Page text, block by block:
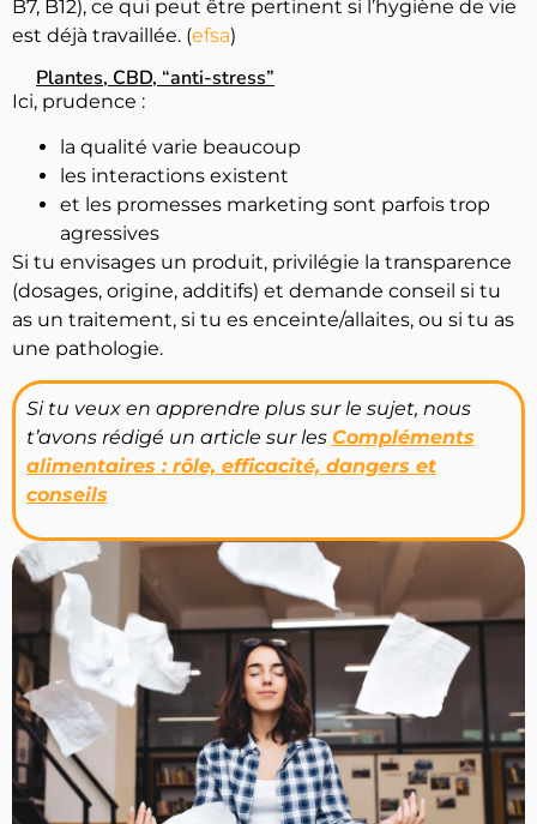
B7, B12), ce qui peut être pertinent si l’hygiène de vie
est déjà travaillée. (efsa)
Plantes, CBD, “anti-stress”
Ici, prudence :
la qualité varie beaucoup
les interactions existent
et les promesses marketing sont parfois trop
agressives
Si tu envisages un produit, privilégie la transparence
(dosages, origine, additifs) et demande conseil si tu
as un traitement, si tu es enceinte/allaites, ou si tu as
une pathologie.
Si tu veux en apprendre plus sur le sujet, nous
t’avons rédigé un article sur les Compléments
alimentaires : rôle, efficacité, dangers et
conseils